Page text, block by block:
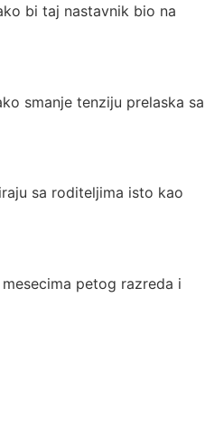
bi taj nastavnik bio na
smanje tenziju prelaska sa
sa roditeljima isto kao
petog razreda i